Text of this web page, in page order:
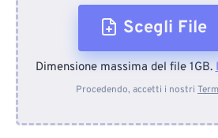
Scegli File
Dal
Dimensione massima del file 1GB.
Procedendo, accetti i nostri